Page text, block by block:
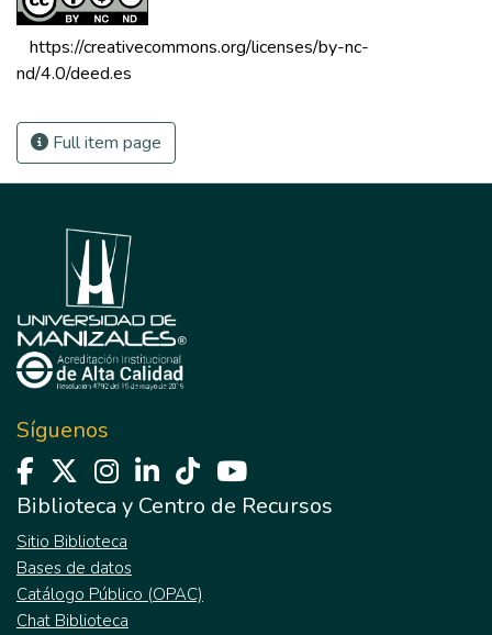
https://creativecommons.org/licenses/by-nc-
nd/4.0/deed.es
Full item page
Síguenos
Biblioteca y Centro de Recursos
Sitio Biblioteca
Bases de datos
Catálogo Público (OPAC)
Chat Biblioteca